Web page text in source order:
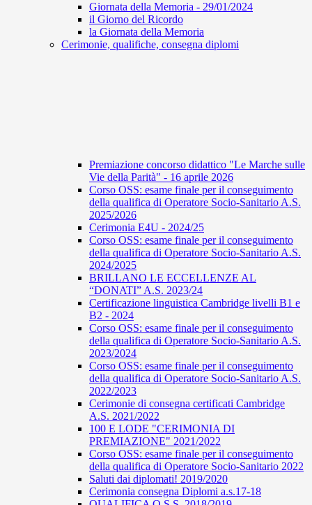
Giornata della Memoria - 29/01/2024
il Giorno del Ricordo
la Giornata della Memoria
Cerimonie, qualifiche, consegna diplomi
Premiazione concorso didattico "Le Marche sulle
Vie della Parità" - 16 aprile 2026
Corso OSS: esame finale per il conseguimento
della qualifica di Operatore Socio-Sanitario A.S.
2025/2026
Cerimonia E4U - 2024/25
Corso OSS: esame finale per il conseguimento
della qualifica di Operatore Socio-Sanitario A.S.
2024/2025
BRILLANO LE ECCELLENZE AL
“DONATI” A.S. 2023/24
Certificazione linguistica Cambridge livelli B1 e
B2 - 2024
Corso OSS: esame finale per il conseguimento
della qualifica di Operatore Socio-Sanitario A.S.
2023/2024
Corso OSS: esame finale per il conseguimento
della qualifica di Operatore Socio-Sanitario A.S.
2022/2023
Cerimonie di consegna certificati Cambridge
A.S. 2021/2022
100 E LODE "CERIMONIA DI
PREMIAZIONE" 2021/2022
Corso OSS: esame finale per il conseguimento
della qualifica di Operatore Socio-Sanitario 2022
Saluti dai diplomati! 2019/2020
Cerimonia consegna Diplomi a.s.17-18